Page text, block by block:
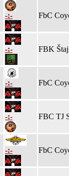
-:- FbC
-:- FBK
-:- FbC
-:- FBC TJ
-:- FbC